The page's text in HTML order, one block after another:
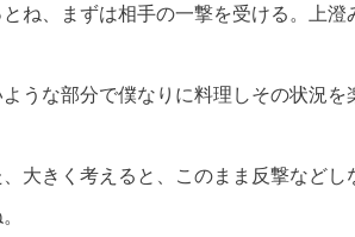
ね、まずは相手の一撃を受ける。上澄
うな部分で僕なりに料理しその状況を
大きく考えると、このまま反撃など